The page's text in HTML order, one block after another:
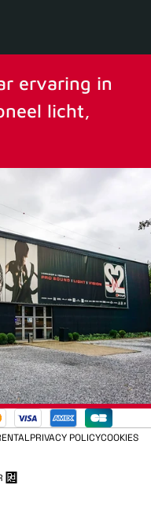
ervaring in
licht,
PRIVACY POLICYCOOKIES